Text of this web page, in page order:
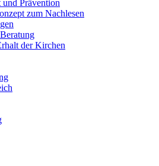
und Prävention
zum Nachlesen
der Kirchen